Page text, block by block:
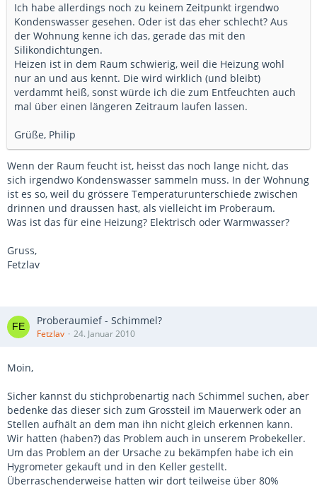
Ich habe allerdings noch zu keinem Zeitpunkt irgendwo
Kondenswasser gesehen. Oder ist das eher schlecht? Aus
der Wohnung kenne ich das, gerade das mit den
Silikondichtungen.
Heizen ist in dem Raum schwierig, weil die Heizung wohl
nur an und aus kennt. Die wird wirklich (und bleibt)
verdammt heiß, sonst würde ich die zum Entfeuchten auch
mal über einen längeren Zeitraum laufen lassen.
Grüße, Philip
Wenn der Raum feucht ist, heisst das noch lange nicht, das
sich irgendwo Kondenswasser sammeln muss. In der Wohnung
ist es so, weil du grössere Temperaturunterschiede zwischen
drinnen und draussen hast, als vielleicht im Proberaum.
Was ist das für eine Heizung? Elektrisch oder Warmwasser?
Gruss,
Fetzlav
Proberaumief - Schimmel?
Fetzlav 24. Januar 2010
Moin,
Sicher kannst du stichprobenartig nach Schimmel suchen, aber
bedenke das dieser sich zum Grossteil im Mauerwerk oder an
Stellen aufhält an dem man ihn nicht gleich erkennen kann.
Wir hatten (haben?) das Problem auch in unserem Probekeller.
Um das Problem an der Ursache zu bekämpfen habe ich ein
Hygrometer gekauft und in den Keller gestellt.
Überraschenderweise hatten wir dort teilweise über 80%